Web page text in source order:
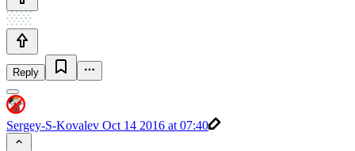
Reply
Sergey-S-Kovalev Oct 14 2016 at 07:40